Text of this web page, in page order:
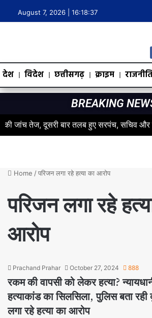
August 7, 2026 | 16:18:38
देश विदेश छत्तीसगढ़ क्राइम
BREAKING
तेज, दूसरी बार तलब हुए सरपंच, सचिव और
Home /परिजन लगा रहे हत्या का आरोप
परिजन लगा रहे
आरोप
Prachand Prahar October 27, 2024 888
रकम की वापसी को लेकर हत्या?
हत्याकांड का सिलसिला, पुलिस बता रही
लगा रहे हत्या का आरोप